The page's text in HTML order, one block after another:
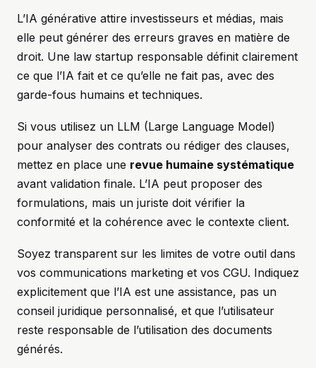
L’IA générative attire investisseurs et médias, mais
elle peut générer des erreurs graves en matière de
droit. Une law startup responsable définit clairement
ce que l’IA fait et ce qu’elle ne fait pas, avec des
garde-fous humains et techniques.
Si vous utilisez un LLM (Large Language Model)
pour analyser des contrats ou rédiger des clauses,
mettez en place une revue humaine systématique
avant validation finale. L’IA peut proposer des
formulations, mais un juriste doit vérifier la
conformité et la cohérence avec le contexte client.
Soyez transparent sur les limites de votre outil dans
vos communications marketing et vos CGU. Indiquez
explicitement que l’IA est une assistance, pas un
conseil juridique personnalisé, et que l’utilisateur
reste responsable de l’utilisation des documents
générés.